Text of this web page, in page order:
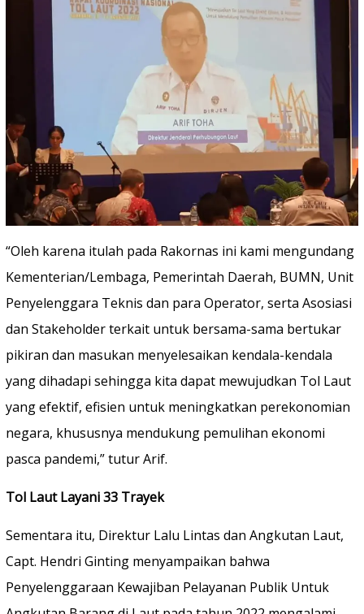
“Oleh karena itulah pada Rakornas ini kami mengundang
Kementerian/Lembaga, Pemerintah Daerah, BUMN, Unit
Penyelenggara Teknis dan para Operator, serta Asosiasi
dan Stakeholder terkait untuk bersama-sama bertukar
pikiran dan masukan menyelesaikan kendala-kendala
yang dihadapi sehingga kita dapat mewujudkan Tol Laut
yang efektif, efisien untuk meningkatkan perekonomian
negara, khususnya mendukung pemulihan ekonomi
pasca pandemi,” tutur Arif.
Tol Laut Layani 33 Trayek
Sementara itu, Direktur Lalu Lintas dan Angkutan Laut,
Capt. Hendri Ginting menyampaikan bahwa
Penyelenggaraan Kewajiban Pelayanan Publik Untuk